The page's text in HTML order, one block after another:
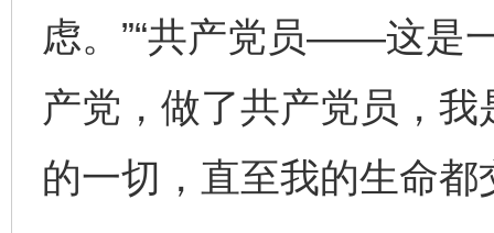
虑。”“共产党员——这是
产党，做了共产党员，
的一切，直至我的生命都